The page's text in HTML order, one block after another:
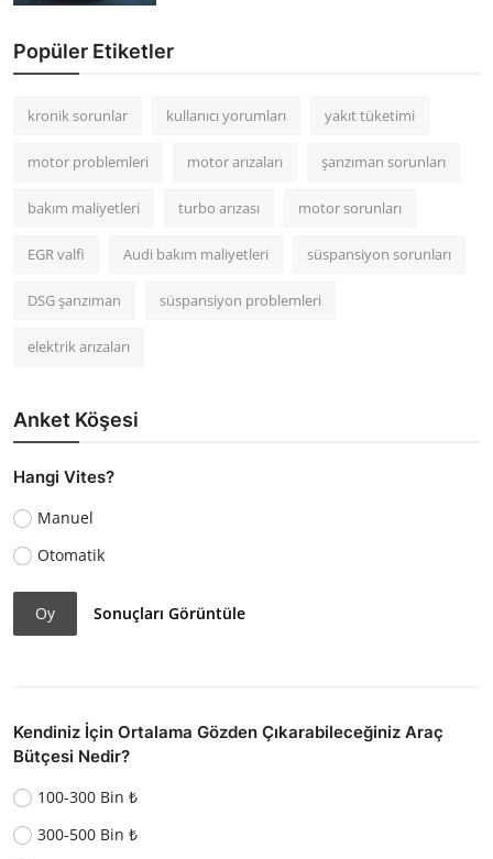
Popüler Etiketler
kronik sorunlar kullanıcı yorumları yakıt tüketimi
motor problemleri motor arızaları şanzıman sorunları
bakım maliyetleri turbo arızası motor sorunları
EGR valfi Audi bakım maliyetleri süspansiyon sorunları
DSG şanzıman süspansiyon problemleri
elektrik arızaları
Anket Köşesi
Hangi Vites?
Manuel
Otomatik
Oy Sonuçları Görüntüle
Kendiniz İçin Ortalama Gözden Çıkarabileceğiniz Araç
Bütçesi Nedir?
100-300 Bin ₺
300-500 Bin ₺